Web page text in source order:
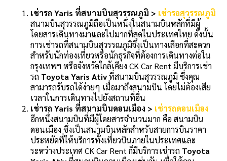
เช่ารถ Yaris ที่สนามบินสุวรรณภูมิ > เช่ารถสุวรรณภูมิ
สนามบินสุวรรณภูมิถือเป็นหนึ่งในสนามบินหลักที่มีผู้
โดยสารเดินทางมาและไปมากที่สุดในประเทศไทย ดังนั้น
การเช่ารถที่สนามบินสุวรรณภูมิจึงเป็นทางเลือกที่สะดวก
สำหรับนักท่องเที่ยวหรือนักธุรกิจที่ต้องการเดินทางต่อใน
กรุงเทพฯ หรือจังหวัดใกล้เคียง CK Car Rent มีบริการเช่า
รถ Toyota Yaris Ativที่สนามบินสุวรรณภูมิ ซึ่งคุณ
สามารถรับรถได้ง่ายๆ เมื่อมาถึงสนามบิน โดยไม่ต้องเสีย
เวลาในการเดินทางไปยังสถานที่อื่น
เช่ารถ Yaris ที่สนามบินดอนเมือง > เช่ารถดอนเมือง
อีกหนึ่งสนามบินที่มีผู้โดยสารจำนวนมาก คือ สนามบิน
ดอนเมือง ซึ่งเป็นสนามบินหลักสำหรับสายการบินราคา
ประหยัดที่ให้บริการทั้งเที่ยวบินภายในประเทศและ
ระหว่างประเทศ CK Car Rent ก็มีบริการเช่ารถ Toyota